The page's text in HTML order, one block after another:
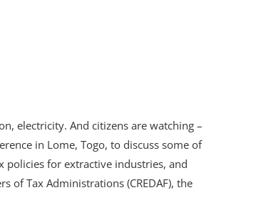
electricity. And citizens are watching –
in Lome, Togo, to discuss some of
policies for extractive industries, and
of Tax Administrations (CREDAF), the